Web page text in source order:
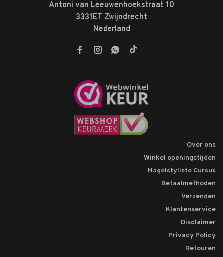
Antoni van Leeuwenhoekstraat 10
3331ET Zwijndrecht
Nederland
Over ons
Winkel openingstijden
Nagelstyliste Cursus
Betaalmethoden
Verzenden
Klantenservice
Disclaimer
Privacy Policy
Retouren